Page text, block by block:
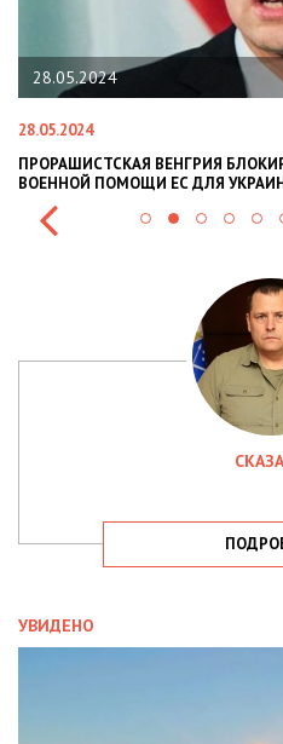
28.05.2024
28.05.2024
ПРОРАШИСТСКАЯ ВЕНГРИЯ
ВОЕННОЙ ПОМОЩИ ЕС ДЛЯ
УВИДЕНО